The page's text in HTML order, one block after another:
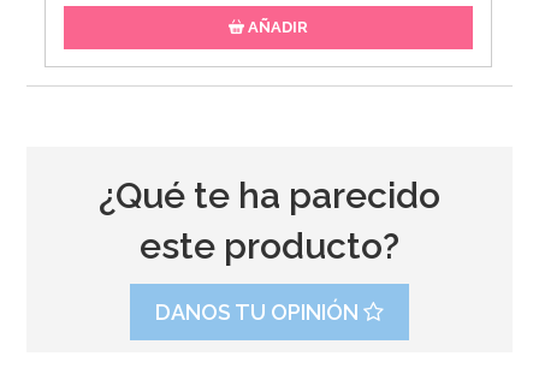
AÑADIR
¿Qué te ha parecido
este producto?
DANOS TU OPINIÓN